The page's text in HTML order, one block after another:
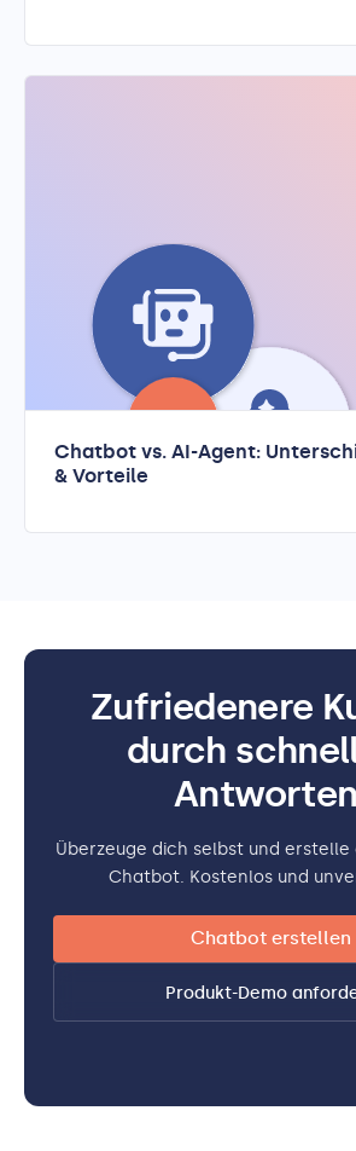
Chatbot vs. AI-Agent:
& Vorteile
Zufriedenere
durch
Überzeuge dich selbst und erstelle
Chatbot. Kostenlos und
Chatbot erstellen
Produkt-Demo